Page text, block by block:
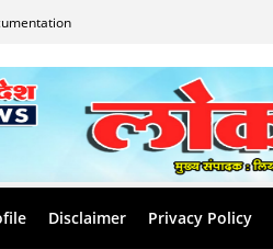
Disclaimer Privacy Policy